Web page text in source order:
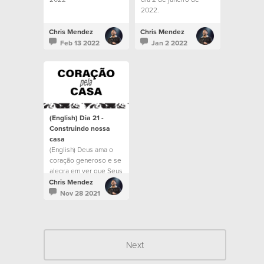
Chris Mendez
Feb 13 2022
2022.
Chris Mendez
Jan 2 2022
(English) Dia 21 -
Construindo nossa
casa
(English) Deus ama o
coração generoso e se
alegra em ver que Seus
filhos imitam Sua
própria natureza
Chris Mendez
Nov 28 2021
Next